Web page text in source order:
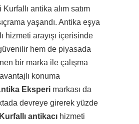
antika alım satım
yaşandı. Antika eşya
hizmeti arayışı içerisinde
hem de piyasada
bir marka ile çalışma
konuma
Eksperi markası da
devreye girerek yüzde
Kurfallı antikacı hizmeti